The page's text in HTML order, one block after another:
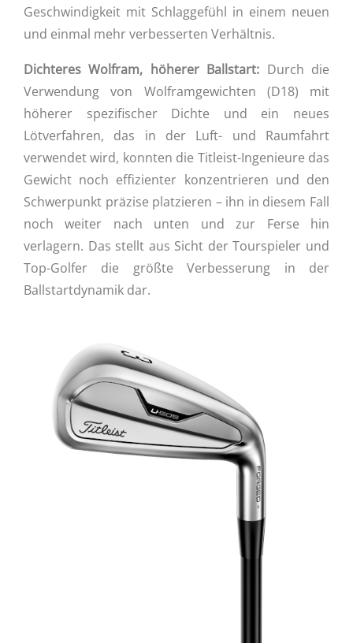
Geschwindigkeit mit Schlaggefühl in einem neuen
und einmal mehr verbesserten Verhältnis.
Dichteres Wolfram, höherer Ballstart: Durch die
Verwendung von Wolframgewichten (D18) mit
höherer spezifischer Dichte und ein neues
Lötverfahren, das in der Luft- und Raumfahrt
verwendet wird, konnten die Titleist-Ingenieure das
Gewicht noch effizienter konzentrieren und den
Schwerpunkt präzise platzieren – ihn in diesem Fall
noch weiter nach unten und zur Ferse hin
verlagern. Das stellt aus Sicht der Tourspieler und
Top-Golfer die größte Verbesserung in der
Ballstartdynamik dar.